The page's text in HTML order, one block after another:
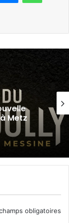
sur-
obligatoires